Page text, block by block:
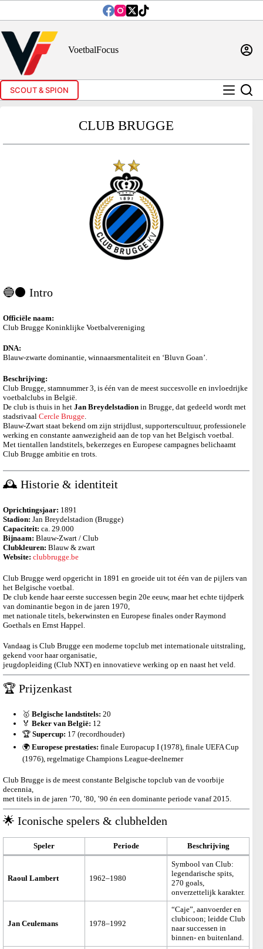
inhoud
VoetbalFocus
SCOUT & SPION
CLUB BRUGGE
🔵⚫ Intro
Officiële naam:
Club Brugge Koninklijke Voetbalvereniging
DNA:
Blauw-zwarte dominantie, winnaarsmentaliteit en ‘Bluvn Goan’.
Beschrijving:
Club Brugge, stamnummer 3, is één van de meest succesvolle en invloedrijke
voetbalclubs in België.
De club is thuis in het Jan Breydelstadion in Brugge, dat gedeeld wordt met
stadsrivaal Cercle Brugge
Blauw-Zwart staat bekend om zijn strijdlust, supporterscultuur, professionele
werking en constante aanwezigheid aan de top van het Belgisch voetbal.
Met tientallen landstitels, bekerzeges en Europese campagnes belichaamt
Club Brugge ambitie en trots.
🕰️ Historie & identiteit
Oprichtingsjaar: 1891
Stadion: Jan Breydelstadion (Brugge)
Capaciteit: ca. 29.000
Bijnaam: Blauw-Zwart / Club
Clubkleuren: Blauw & zwart
Website: clubbrugge.be
Club Brugge werd opgericht in 1891 en groeide uit tot één van de pijlers van
het Belgische voetbal.
De club kende haar eerste successen begin 20e eeuw, maar het echte tijdperk
van dominantie begon in de jaren 1970,
met nationale titels, bekerwinsten en Europese finales onder Raymond
Goethals en Ernst Happel.
Vandaag is Club Brugge een moderne topclub met internationale uitstraling,
gekend voor haar organisatie,
jeugdopleiding (Club NXT) en innovatieve werking op en naast het veld.
🏆 Prijzenkast
🥇 Belgische landstitels: 20
🏅 Beker van België: 12
🏆 Supercup: 17 (recordhouder)
🌍 Europese prestaties: finale Europacup I (1978), finale UEFA Cup
(1976), regelmatige Champions League-deelnemer
Club Brugge is de meest constante Belgische topclub van de voorbije
decennia,
met titels in de jaren ’70, ’80, ’90 én een dominante periode vanaf 2015.
🌟 Iconische spelers & clubhelden
Speler Periode Beschrijving
Raoul Lambert 1962–1980
Symbool van Club:
legendarische spits,
270 goals,
onverzettelijk karakter.
Jan Ceulemans 1978–1992
“Caje”, aanvoerder en
clubicoon; leidde Club
naar successen in
binnen- en buitenland.